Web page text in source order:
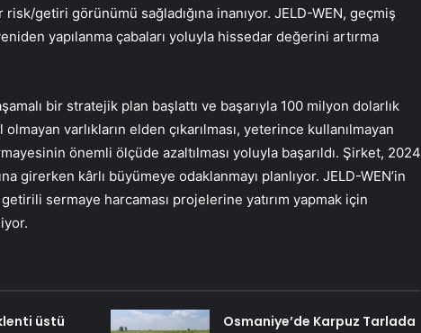
getiri görünümü sağladığına inanıyor. JELD-WEN, geçmiş
yapılanma çabaları yoluyla hissedar değerini artırma
bir stratejik plan başlattı ve başarıyla 100 milyon dolarlık
varlıkların elden çıkarılması, yeterince kullanılmayan
önemli ölçüde azaltılması yoluyla başarıldı. Şirket, 2024
girerken kârlı büyümeye odaklanmayı planlıyor. JELD-WEN’in
sermaye harcaması projelerine yatırım yapmak için
üstü
Osmaniye’de Karpuz Tarlada